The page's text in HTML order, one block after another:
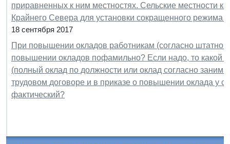
приравненных к ним местностях. Сельские местности
Крайнего Севера для установки сокращенного режима
18 сентября 2017
При повышении окладов работникам (согласно
повышении окладов пофамильно? Если надо, то какой
(полный оклад по должности или оклад согласно
трудовом договоре и в приказе о повышении оклада у
фактический?